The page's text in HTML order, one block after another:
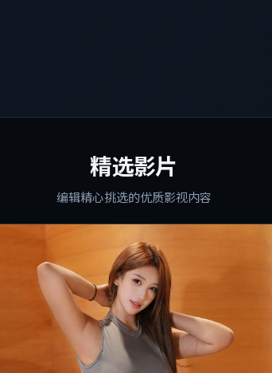
精选影片
编辑精心挑选的优质影视内容